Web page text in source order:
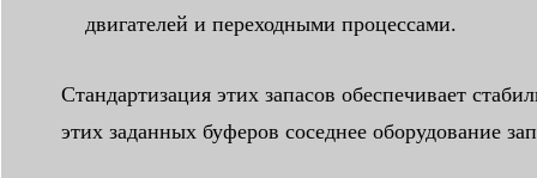
двигателей и переходными процессами.
Стандартизация этих запасов обеспечивает
этих заданных буферов соседнее оборудование